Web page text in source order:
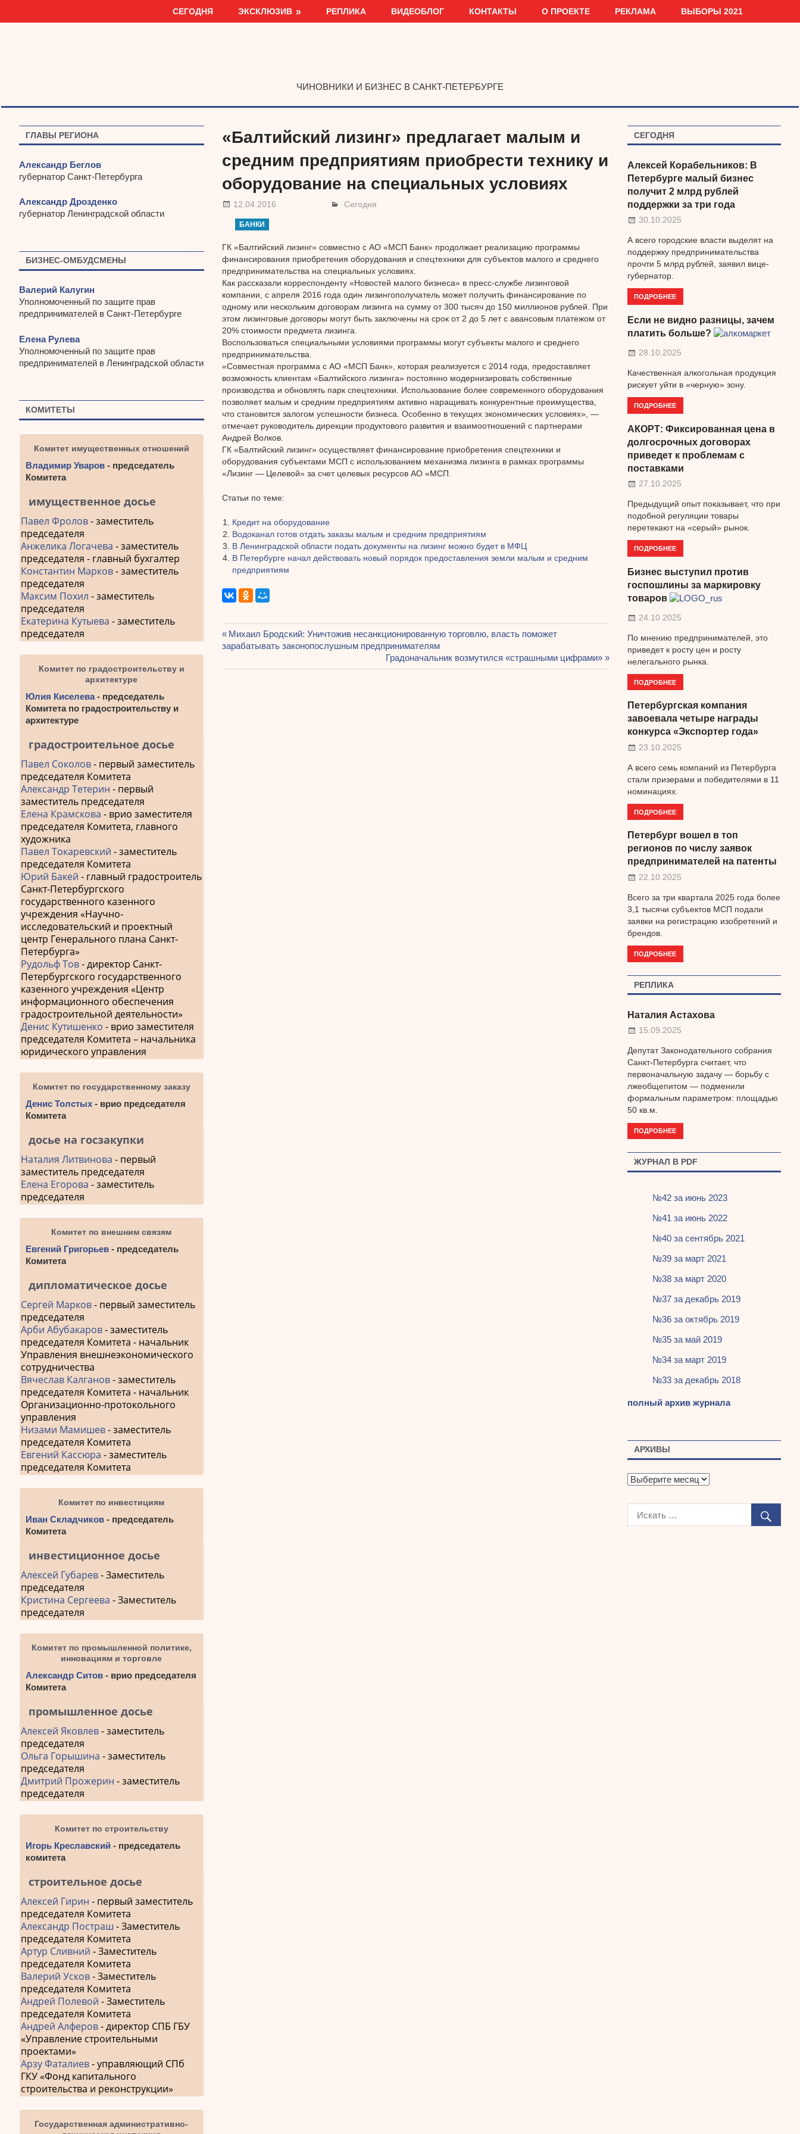
СЕГОДНЯ ЭКСКЛЮЗИВ РЕПЛИКА ВИДЕОБЛОГ КОНТАКТЫ О ПРОЕКТЕ РЕКЛАМА ВЫБОРЫ 2021
ЧИНОВНИКИ И БИЗНЕС В САНКТ-ПЕТЕРБУРГЕ
«Балтийский лизинг» предлагает малым и
средним предприятиям приобрести технику и
оборудование на специальных условиях
12.04.2016 Сегодня
БАНКИ
ГК «Балтийский лизинг» совместно с АО «МСП Банк» продолжает реализацию программы
финансирования приобретения оборудования и спецтехники для субъектов малого и среднего
предпринимательства на специальных условиях.
Как рассказали корреспонденту «Новостей малого бизнеса» в пресс-службе лизинговой
компании, с апреля 2016 года один лизингополучатель может получить финансирование по
одному или нескольким договорам лизинга на сумму от 300 тысяч до 150 миллионов рублей. При
этом лизинговые договоры могут быть заключены на срок от 2 до 5 лет с авансовым платежом от
20% стоимости предмета лизинга.
Воспользоваться специальными условиями программы могут субъекты малого и среднего
предпринимательства.
«Совместная программа с АО «МСП Банк», которая реализуется с 2014 года, предоставляет
возможность клиентам «Балтийского лизинга» постоянно модернизировать собственные
производства и обновлять парк спецтехники. Использование более современного оборудования
позволяет малым и средним предприятиям активно наращивать конкурентные преимущества,
что становится залогом успешности бизнеса. Особенно в текущих экономических условиях», —
отмечает руководитель дирекции продуктового развития и взаимоотношений с партнерами
Андрей Волков.
ГК «Балтийский лизинг» осуществляет финансирование приобретения спецтехники и
оборудования субъектами МСП с использованием механизма лизинга в рамках программы
«Лизинг — Целевой» за счет целевых ресурсов АО «МСП.
Статьи по теме:
Кредит на оборудование
Водоканал готов отдать заказы малым и средним предприятиям
В Ленинградской области подать документы на лизинг можно будет в МФЦ
В Петербурге начал действовать новый порядок предоставления земли малым и средним
предприятиям
Навигация
по
Предыдущая
запись:
Михаил Бродский: Уничтожив несанкционированную торговлю, власть поможет
зарабатывать законопослушным предпринимателям
Следующая
запись:
Градоначальник возмутился «страшными цифрами»
ГЛАВЫ РЕГИОНА
Александр Беглов
губернатор Санкт-Петербурга
Александр Дрозденко
губернатор Ленинградской области
БИЗНЕС-ОМБУДСМЕНЫ
Валерий Калугин
Уполномоченный по защите прав
предпринимателей в Санкт-Петербурге
Елена Рулева
Уполномоченный по защите прав
предпринимателей в Ленинградской области
КОМИТЕТЫ
Комитет имущественных отношений
Владимир Уваров - председатель
Комитета
имущественное досье
Павел Фролов- заместитель
председателя
Анжелика Логачева - заместитель
председателя - главный бухгалтер
Константин Марков- заместитель
председателя
Максим Похил - заместитель
председателя
Екатерина Кутыева - заместитель
председателя
Комитет по градостроительству и
архитектуре
Юлия Киселева- председатель
Комитета по градостроительству и
архитектуре
градостроительное досье
Павел Соколов- первый заместитель
председателя Комитета
Александр Тетерин - первый
заместитель председателя
Елена Крамскова - врио заместителя
председателя Комитета, главного
художника
Павел Токаревский - заместитель
председателя Комитета
Юрий Бакей - главный градостроитель
Санкт-Петербургского
государственного казенного
учреждения «Научно-
исследовательский и проектный
центр Генерального плана Санкт-
Петербурга»
Рудольф Тов- директор Санкт-
Петербургского государственного
казенного учреждения «Центр
информационного обеспечения
градостроительной деятельности»
Денис Кутишенко - врио заместителя
председателя Комитета – начальника
юридического управления
Комитет по государственному заказу
Денис Толстых - врио председателя
Комитета
досье на госзакупки
Наталия Литвинова - первый
заместитель председателя
Елена Егорова - заместитель
председателя
Комитет по внешним связям
Евгений Григорьев - председатель
Комитета
дипломатическое досье
Сергей Марков- первый заместитель
председателя
Арби Абубакаров- заместитель
председателя Комитета - начальник
Управления внешнеэкономического
сотрудничества
Вячеслав Калганов- заместитель
председателя Комитета - начальник
Организационно-протокольного
управления
Низами Мамишев- заместитель
председателя Комитета
Евгений Кассюра - заместитель
председателя Комитета
Комитет по инвестициям
Иван Складчиков - председатель
Комитета
инвестиционное досье
Алексей Губарев- Заместитель
председателя
Кристина Сергеева - Заместитель
председателя
Комитет по промышленной политике,
инновациям и торговле
Александр Ситов - врио председателя
Комитета
промышленное досье
Алексей Яковлев- заместитель
председателя
Ольга Горышина - заместитель
председателя
Дмитрий Прожерин - заместитель
председателя
Комитет по строительству
Игорь Креславский - председатель
комитета
строительное досье
Алексей Гирин - первый заместитель
председателя Комитета
Александр Постраш - Заместитель
председателя Комитета
Артур Сливний - Заместитель
председателя Комитета
Валерий Усков- Заместитель
председателя Комитета
Андрей Полевой - Заместитель
председателя Комитета
Андрей Алферов- директор СПБ ГБУ
«Управление строительными
проектами»
Арзу Фаталиев- управляющий СПб
ГКУ «Фонд капитального
строительства и реконструкции»
Государственная административно-
СЕГОДНЯ
Алексей Корабельников: В
Петербурге малый бизнес
получит 2 млрд рублей
поддержки за три года
30.10.2025
А всего городские власти выделят на
поддержку предпринимательства
прочти 5 млрд рублей, заявил вице-
губернатор.
ПОДРОБНЕЕ
Если не видно разницы, зачем
платить больше?
28.10.2025
Качественная алкогольная продукция
рискует уйти в «черную» зону.
ПОДРОБНЕЕ
АКОРТ: Фиксированная цена в
долгосрочных договорах
приведет к проблемам с
поставками
27.10.2025
Предыдущий опыт показывает, что при
подобной регуляции товары
перетекают на «серый» рынок.
ПОДРОБНЕЕ
Бизнес выступил против
госпошлины за маркировку
товаров
24.10.2025
По мнению предпринимателей, это
приведет к росту цен и росту
нелегального рынка.
ПОДРОБНЕЕ
Петербургская компания
завоевала четыре награды
конкурса «Экспортер года»
23.10.2025
А всего семь компаний из Петербурга
стали призерами и победителями в 11
номинациях.
ПОДРОБНЕЕ
Петербург вошел в топ
регионов по числу заявок
предпринимателей на патенты
22.10.2025
Всего за три квартала 2025 года более
3,1 тысячи субъектов МСП подали
заявки на регистрацию изобретений и
брендов.
ПОДРОБНЕЕ
РЕПЛИКА
Наталия Астахова
15.09.2025
Депутат Законодательного собрания
Санкт-Петербурга считает, что
первоначальную задачу — борьбу с
лжеобщепитом — подменили
формальным параметром: площадью
50 кв.м.
ПОДРОБНЕЕ
ЖУРНАЛ В PDF
№42 за июнь 2023
№41 за июнь 2022
№40 за сентябрь 2021
№39 за март 2021
№38 за март 2020
№37 за декабрь 2019
№36 за октябрь 2019
№35 за май 2019
№34 за март 2019
№33 за декабрь 2018
полный архив журнала
АРХИВЫ
А
х
в